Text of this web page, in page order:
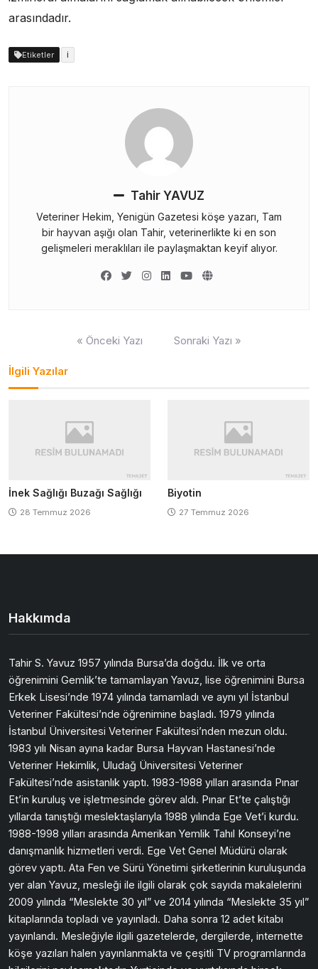
arasındadır.
Etiketler i
Tahir YAVUZ
Veteriner Hekim, Yenigün Gazetesi köşe yazarı, Tam
bir hayvan aşığı olan Tahir, veterinerlikte ki en son
gelişmeleri meraklıları ile paylaşmaktan keyif alıyor.
« Önceki Yazı Sonraki Yazı »
İlgili Yazılar
İnek Sağlığı Buzağı Sağlığı
28 Temmuz 2026
Biyotin
27 Temmuz 2026
Hakkımda
Tahir S. Yavuz 1957 yılında Bursa’da doğdu. İlk ve orta
öğrenimini Gemlik’te tamamlayan Yavuz, lise öğrenimini Bursa
Erkek Lisesi’nde 1974 yılında tamamladı ve aynı yıl İstanbul
Veteriner Fakültesi’nde öğrenimine başladı. 1979 yılında
İstanbul Üniversitesi Veteriner Fakültesi’nden mezun oldu.
1983 yılı Nisan ayına kadar Bursa Hayvan Hastanesi’nde
Veteriner Hekimlik, Uludağ Üniversitesi Veteriner
Fakültesi’nde asistanlık yaptı. 1983-1988 yılları arasında Pınar
Et’in kuruluş ve işletmesinde görev aldı. Pınar Et’te çalıştığı
yıllarda tanıştığı meslektaşlarıyla 1988 yılında Ege Vet’i kurdu.
1988-1998 yılları arasında Amerikan Yemlik Tahıl Konseyi’ne
danışmanlık hizmetleri verdi. Ege Vet Genel Müdürü olarak
görev yaptı. Ata Fen ve Sürü Yönetimi şirketlerinin kuruluşunda
yer alan Yavuz, mesleği ile ilgili olarak çok sayıda makalelerini
2009 yılında “Meslekte 30 yıl” ve 2014 yılında “Meslekte 35 yıl”
kitaplarında topladı ve yayınladı. Daha sonra 12 adet kitabı
yayınlandı. Mesleğiyle ilgili gazetelerde, dergilerde, internette
köşe yazıları halen yayınlanmakta ve çeşitli TV programlarında